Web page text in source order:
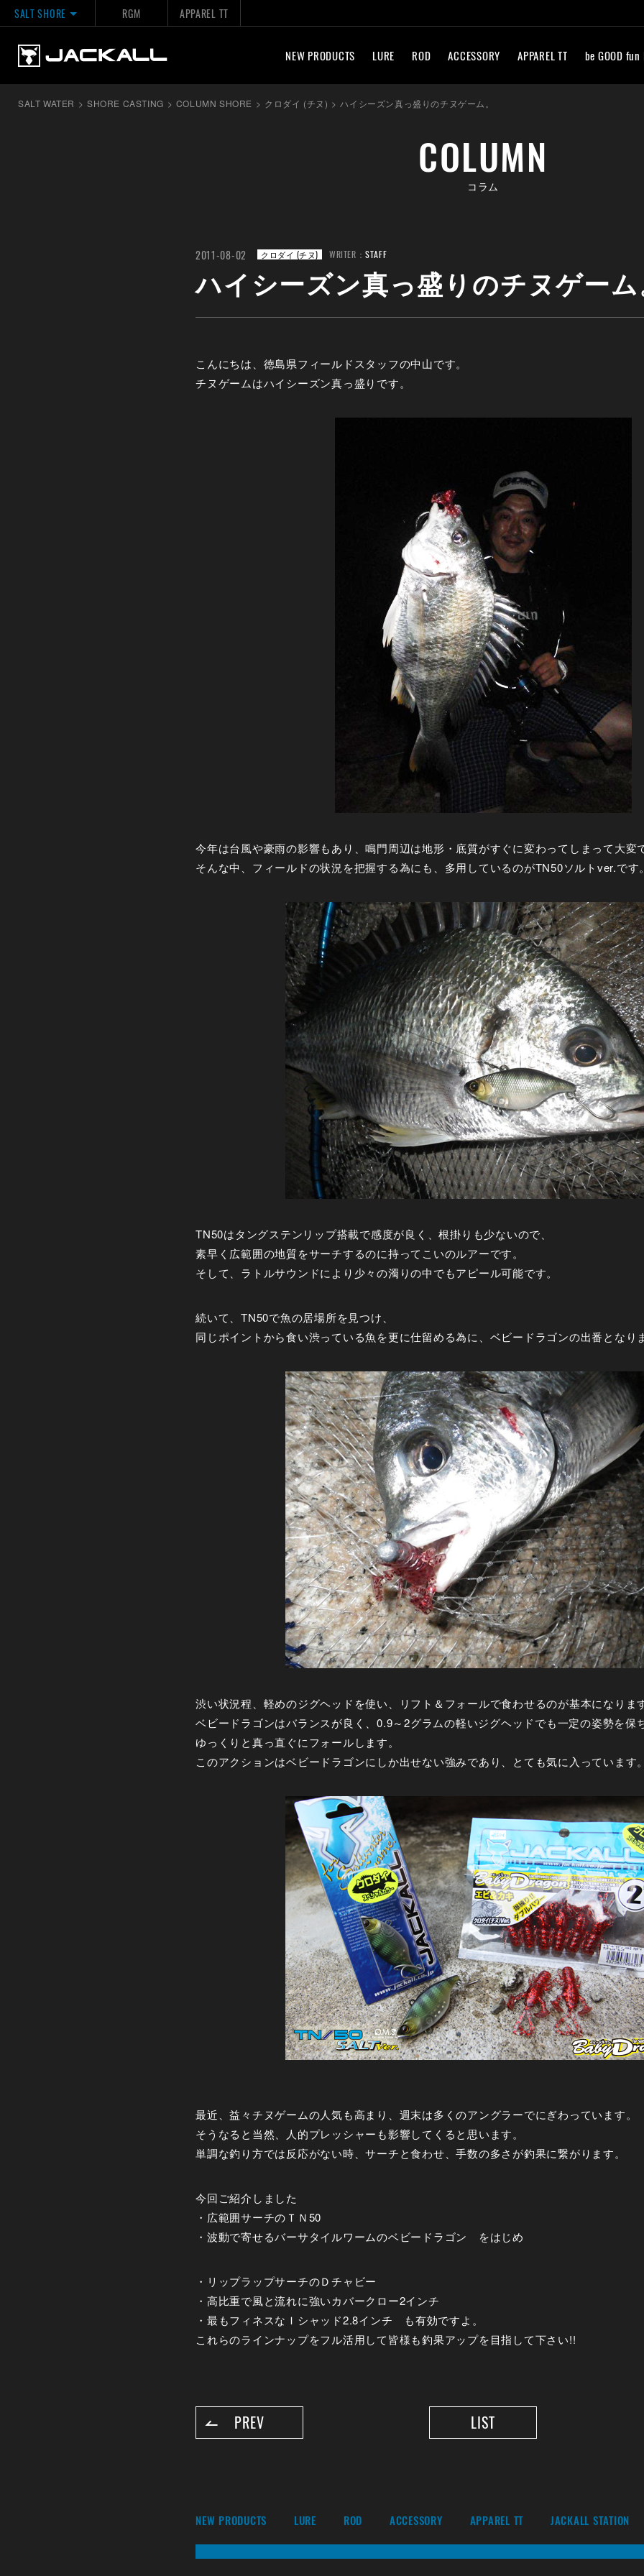
SALT SHORE RGM APPAREL TT
NEW PRODUCTS LURE ROD ACCESSORY APPAREL TT be GOOD fun
SALT WATER > SHORE CASTING > COLUMN SHORE > クロダイ (チヌ) > ハイシーズン真っ盛りのチヌゲーム。
COLUMN
コラム
2011-08-02 クロダイ (チヌ) WRITER：STAFF
ハイシーズン真っ盛りのチヌゲー
こんにちは、徳島県フィールドスタッフの中山です。
チヌゲームはハイシーズン真っ盛りです。
今年は台風や豪雨の影響もあり、鳴門周辺は地形・底質がすぐに変わってしまって大変
そんな中、フィールドの状況を把握する為にも、多用しているのがTN50ソルトver.です
TN50はタングステンリップ搭載で感度が良く、根掛りも少ないので、
素早く広範囲の地質をサーチするのに持ってこいのルアーです。
そして、ラトルサウンドにより少々の濁りの中でもアピール可能です。
続いて、TN50で魚の居場所を見つけ、
同じポイントから食い渋っている魚を更に仕留める為に、ベビードラゴンの出番となり
渋い状況程、軽めのジグヘッドを使い、リフト＆フォールで食わせるのが基本になりま
ベビードラゴンはバランスが良く、0.9～2グラムの軽いジグヘッドでも一定の姿勢を保
ゆっくりと真っ直ぐにフォールします。
このアクションはベビードラゴンにしか出せない強みであり、とても気に入っています
最近、益々チヌゲームの人気も高まり、週末は多くのアングラーでにぎわっています。
そうなると当然、人的プレッシャーも影響してくると思います。
単調な釣り方では反応がない時、サーチと食わせ、手数の多さが釣果に繋がります。
今回ご紹介しました
・広範囲サーチのＴＮ50
・波動で寄せるバーサタイルワームのベビードラゴン をはじめ
・リップラップサーチのＤチャビー
・高比重で風と流れに強いカバークロー2インチ
・最もフィネスなＩシャッド2.8インチ も有効ですよ。
これらのラインナップをフル活用して皆様も釣果アップを目指して下さい!!
PREV LIST
NEW PRODUCTS LURE ROD ACCESSORY APPAREL TT JACKALL STATION